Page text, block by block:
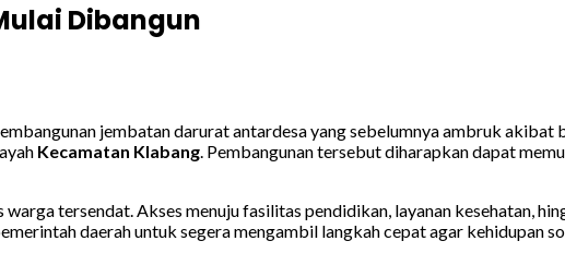
Dibangun
jembatan darurat antardesa yang sebelumnya ambruk akibat
Kecamatan Klabang. Pembangunan tersebut diharapkan dapat
tersendat. Akses menuju fasilitas pendidikan, layanan kesehatan,
daerah untuk segera mengambil langkah cepat agar kehidupan